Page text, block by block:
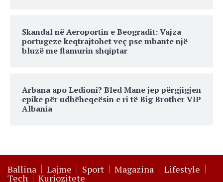
Skandal në Aeroportin e Beogradit: Vajza
portugeze keqtrajtohet veç pse mbante një
bluzë me flamurin shqiptar
Arbana apo Ledioni? Bled Mane jep përgjigjen
epike për udhëheqeësin e ri të Big Brother VIP
Albania
Ballina Lajme Sport Magazina Lifestyle
Tech Kuriozitete